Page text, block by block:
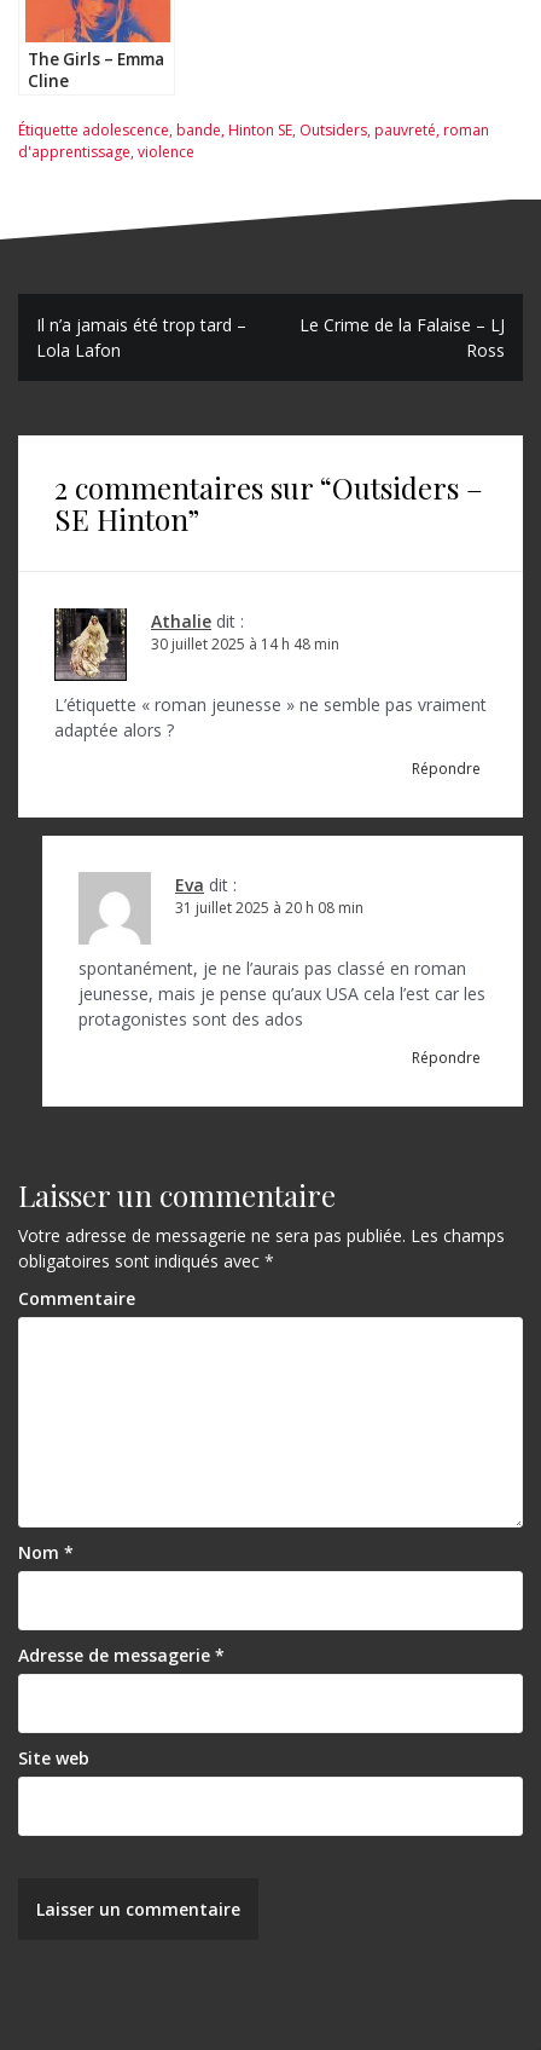
The Girls – Emma
Cline
Étiquette adolescence,bande,Hinton SE, Outsiders,pauvreté,roman
d'apprentissage,violence
N
a
l
Il n’a jamais été trop tard –
Lola Lafon
Le Crime de la Falaise – LJ
Ross
2 commentaires sur “Outsiders –
SE Hinton”
Athalie dit :
30 juillet 2025 à 14 h 48 min
L’étiquette « roman jeunesse » ne semble pas vraiment
adaptée alors ?
Répondre
Eva dit :
31 juillet 2025 à 20 h 08 min
spontanément, je ne l’aurais pas classé en roman
jeunesse, mais je pense qu’aux USA cela l’est car les
protagonistes sont des ados
Répondre
Laisser un commentaire
Votre adresse de messagerie ne sera pas publiée. Les champs
obligatoires sont indiqués avec *
Commentaire
Nom *
Adresse de messagerie *
Site web